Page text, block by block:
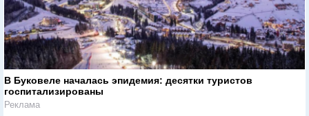
В Буковеле началась эпидемия: десятки туристов
госпитализированы
Реклама